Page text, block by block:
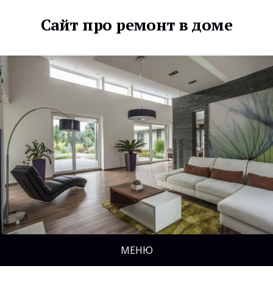
Сайт про ремонт в доме
МЕНЮ